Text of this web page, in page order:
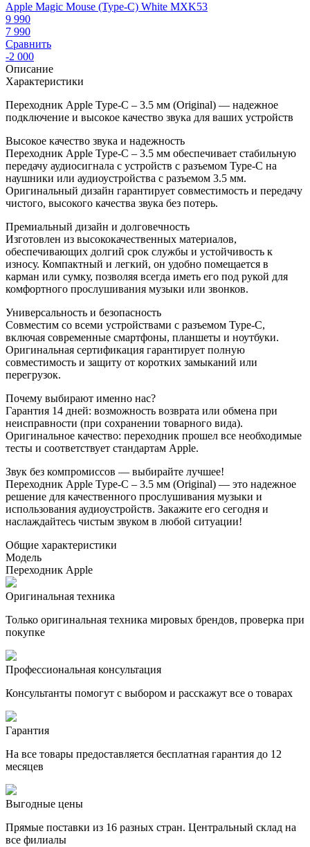
Apple Magic Mouse (Type-C) White MXK53
9 990
7 990
Сравнить
-2 000
Описание
Характеристики
Переходник Apple Type-C – 3.5 мм (Original) — надежное
подключение и высокое качество звука для ваших устройств
Высокое качество звука и надежность
Переходник Apple Type-C – 3.5 мм обеспечивает стабильную
передачу аудиосигнала с устройств с разъемом Type-C на
наушники или аудиоустройства с разъемом 3.5 мм.
Оригинальный дизайн гарантирует совместимость и передачу
чистого, высокого качества звука без потерь.
Премиальный дизайн и долговечность
Изготовлен из высококачественных материалов,
обеспечивающих долгий срок службы и устойчивость к
износу. Компактный и легкий, он удобно помещается в
карман или сумку, позволяя всегда иметь его под рукой для
комфортного прослушивания музыки или звонков.
Универсальность и безопасность
Совместим со всеми устройствами с разъемом Type-C,
включая современные смартфоны, планшеты и ноутбуки.
Оригинальная сертификация гарантирует полную
совместимость и защиту от коротких замыканий или
перегрузок.
Почему выбирают именно нас?
Гарантия 14 дней: возможность возврата или обмена при
неисправности (при сохранении товарного вида).
Оригинальное качество: переходник прошел все необходимые
тесты и соответствует стандартам Apple.
Звук без компромиссов — выбирайте лучшее!
Переходник Apple Type-C – 3.5 мм (Original) — это надежное
решение для качественного прослушивания музыки и
использования аудиоустройств. Закажите его сегодня и
наслаждайтесь чистым звуком в любой ситуации!
Общие характеристики
Модель
Переходник Apple
Оригинальная техника
Только оригинальная техника мировых брендов, проверка при
покупке
Профессиональная консультация
Консультанты помогут с выбором и расскажут все о товарах
Гарантия
На все товары предоставляется бесплатная гарантия до 12
месяцев
Выгодные цены
Прямые поставки из 16 разных стран. Центральный склад на
все филиалы